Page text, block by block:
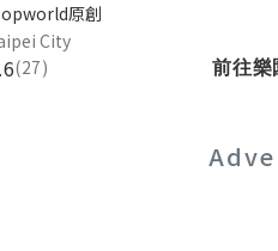
原創
City
(27) 前往樂